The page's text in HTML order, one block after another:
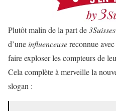
Plutôt malin de la part de3Suisses
d’une influenceusereconnue
faire exploser les compteurs de
Cela complète à merveille la
slogan :